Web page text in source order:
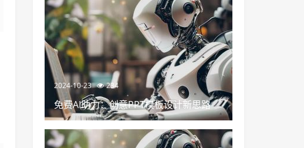
2024-10-23 234
免费AI助力：创意PPT模板设计新思路